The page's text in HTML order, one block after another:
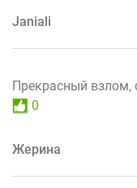
Janiali
Прекрасный взлом,
0
Жерина